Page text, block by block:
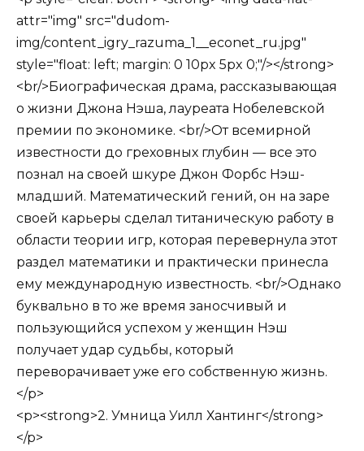
attr="img" src="dudom-
img/content_igry_razuma_1__econet_ru.jpg"
style="float: left; margin: 0 10px 5px 0;"/></strong>
<br/>Биографическая драма, рассказывающая
о жизни Джона Нэша, лауреата Нобелевской
премии по экономике. <br/>От всемирной
известности до греховных глубин — все это
познал на своей шкуре Джон Форбс Нэш-
младший. Математический гений, он на заре
своей карьеры сделал титаническую работу в
области теории игр, которая перевернула этот
раздел математики и практически принесла
ему международную известность. <br/>Однако
буквально в то же время заносчивый и
пользующийся успехом у женщин Нэш
получает удар судьбы, который
переворачивает уже его собственную жизнь.
</p>
<p><strong>2. Умница Уилл Хантинг</strong>
</p>